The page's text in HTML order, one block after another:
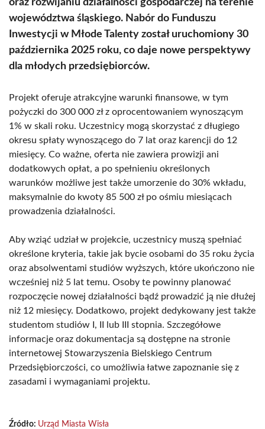
oraz rozwijaniu działalności gospodarczej na terenie
województwa śląskiego. Nabór do Funduszu
Inwestycji w Młode Talenty został uruchomiony 30
października 2025 roku, co daje nowe perspektywy
dla młodych przedsiębiorców.
Projekt oferuje atrakcyjne warunki finansowe, w tym
pożyczki do 300 000 zł z oprocentowaniem wynoszącym
1% w skali roku. Uczestnicy mogą skorzystać z długiego
okresu spłaty wynoszącego do 7 lat oraz karencji do 12
miesięcy. Co ważne, oferta nie zawiera prowizji ani
dodatkowych opłat, a po spełnieniu określonych
warunków możliwe jest także umorzenie do 30% wkładu,
maksymalnie do kwoty 85 500 zł po ośmiu miesiącach
prowadzenia działalności.
Aby wziąć udział w projekcie, uczestnicy muszą spełniać
określone kryteria, takie jak bycie osobami do 35 roku życia
oraz absolwentami studiów wyższych, które ukończono nie
wcześniej niż 5 lat temu. Osoby te powinny planować
rozpoczęcie nowej działalności bądź prowadzić ją nie dłużej
niż 12 miesięcy. Dodatkowo, projekt dedykowany jest także
studentom studiów I, II lub III stopnia. Szczegółowe
informacje oraz dokumentacja są dostępne na stronie
internetowej Stowarzyszenia Bielskiego Centrum
Przedsiębiorczości, co umożliwia łatwe zapoznanie się z
zasadami i wymaganiami projektu.
Źródło: Urząd Miasta Wisła